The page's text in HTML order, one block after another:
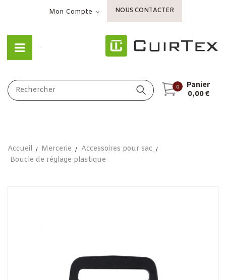
Mon Compte NOUS CONTACTER
0
Panier
0,00 €
Accueil Mercerie
Accessoires pour sac
Boucle de réglage plastique